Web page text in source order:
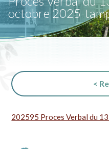
octobre 2025-
<
202595 Proces Verbal du